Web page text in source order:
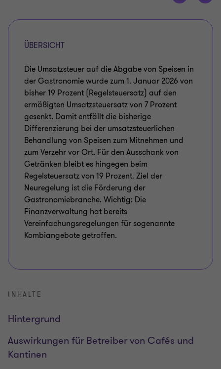
ÜBERSICHT
Die Umsatzsteuer auf die Abgabe von Speisen in
der Gastronomie wurde zum 1. Januar 2026 von
bisher 19 Prozent (Regelsteuersatz) auf den
ermäßigten Umsatzsteuersatz von 7 Prozent
gesenkt. Damit entfällt die bisherige
Differenzierung bei der umsatzsteuerlichen
Behandlung von Speisen zum Mitnehmen und
zum Verzehr vor Ort. Für den Ausschank von
Getränken bleibt es hingegen beim
Regelsteuersatz von 19 Prozent. Ziel der
Neuregelung ist die Förderung der
Gastronomiebranche. Wichtig: Die
Finanzverwaltung hat bereits
Vereinfachungsregelungen für sogenannte
Kombiangebote getroffen.
INHALTE
Hintergrund
Auswirkungen für Betreiber von Cafés und
Kantinen